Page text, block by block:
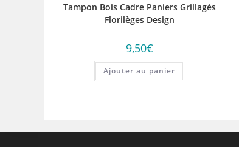
Tampon Bois Cadre Paniers Grillagés
Florilèges Design
9,50€
Ajouter au panier